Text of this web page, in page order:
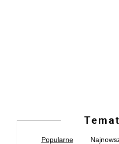
Popularne